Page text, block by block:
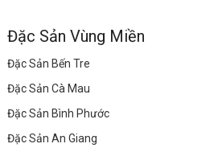
Đặc Sản Vùng Miền
Đặc Sản Bến Tre
Đặc Sản Cà Mau
Đặc Sản Bình Phước
Đặc Sản An Giang